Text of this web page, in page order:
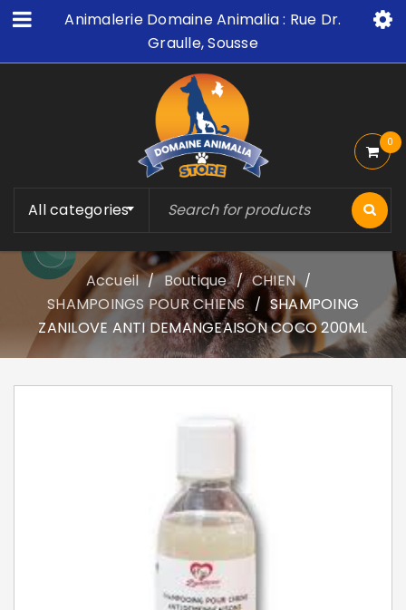
Animalerie Domaine Animalia : Rue Dr.
Graulle, Sousse
All categories
0
Accueil / Boutique / CHIEN /
SHAMPOINGS POUR CHIENS / SHAMPOING
ZANILOVE ANTI DEMANGEAISON COCO 200ML